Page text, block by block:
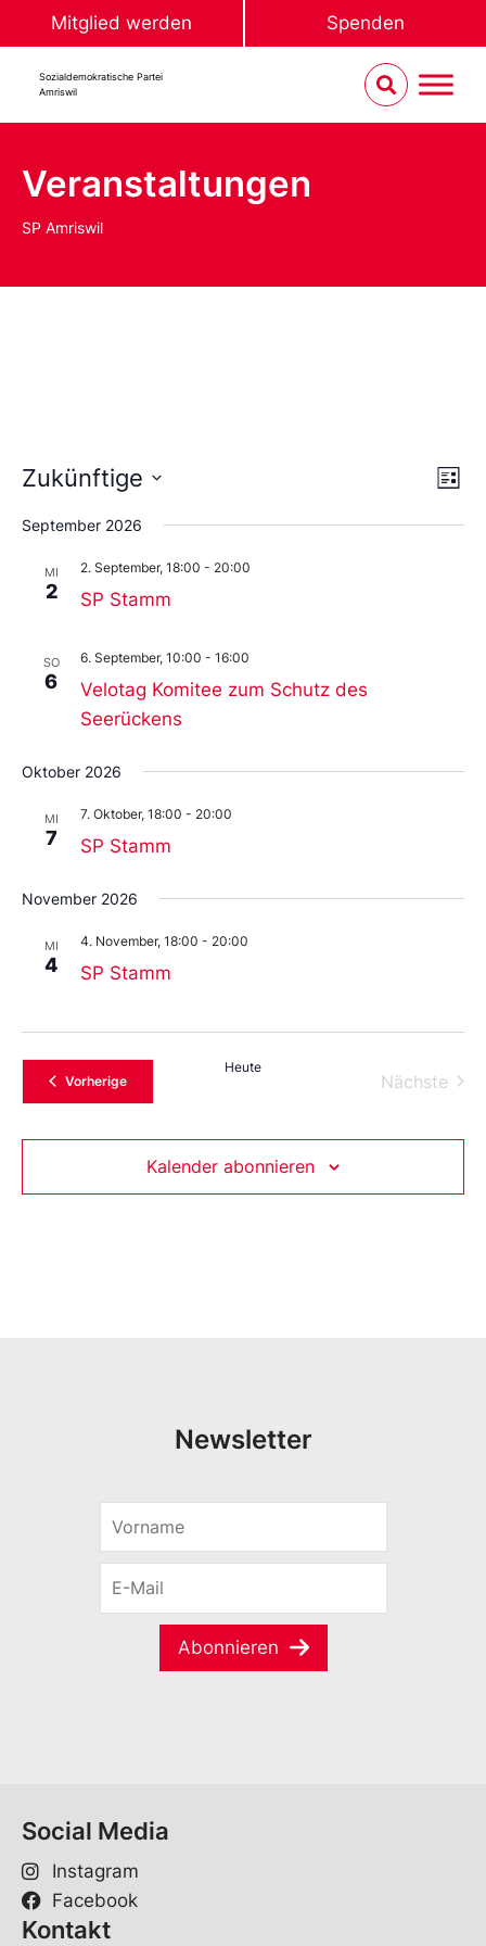
Mitglied werden Spenden
Sozialdemokratische Partei
Amriswil
Veranstaltungen
SP Amriswil
Liste
Zukünftige
Sie
das
aus.
September 2026
MI
2
2. September, 18:00 - 20:00
SP Stamm
SO
6
6. September, 10:00 - 16:00
Velotag Komitee zum Schutz des
Seerückens
Oktober 2026
MI
7
7. Oktober, 18:00 - 20:00
SP Stamm
November 2026
MI
4
4. November, 18:00 - 20:00
SP Stamm
VorherigeVeranstaltungen
Heute
Nächste
Kalender abonnieren
Newsletter
r
m
M
Abonnieren
Social Media
Instagram
Facebook
Kontakt